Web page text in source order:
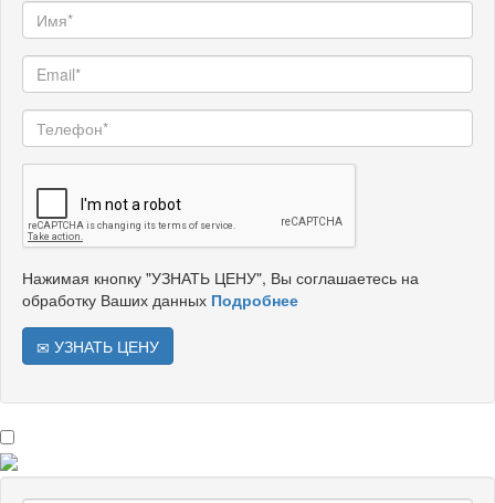
Нажимая кнопку "УЗНАТЬ ЦЕНУ", Вы соглашаетесь на
обработку Ваших данных Подробнее
УЗНАТЬ ЦЕНУ